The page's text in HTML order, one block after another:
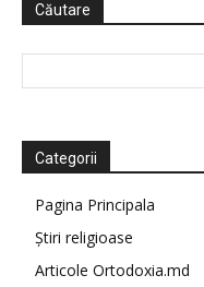
Căutare
Categorii
Pagina Principala
Știri religioase
Articole Ortodoxia.md